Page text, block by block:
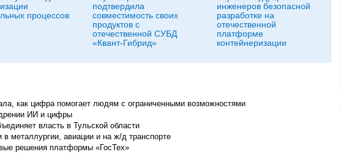
процессов
подтвердила
совместимость своих
продуктов с
отечественной СУБД
«Квант-Гибрид»
инженеров безопасной
разработке на
отечественной
платформе
контейнеризации
как цифра помогает людям с ограниченными возможностями
ИИ и цифры
власть в Тульской области
металлургии, авиации и на ж/д транспорте
решения платформы «ГосТех»